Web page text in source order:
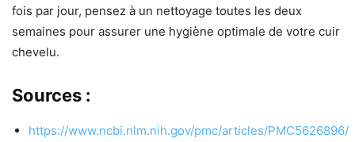
fois par jour, pensez à un nettoyage toutes les deux
semaines pour assurer une hygiène optimale de votre cuir
chevelu.
Sources :
https://www.ncbi.nlm.nih.gov/pmc/articles/PMC5626896/